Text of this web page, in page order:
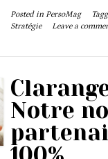
Posted in PersoMag
Stratégie
Leave a
Notre